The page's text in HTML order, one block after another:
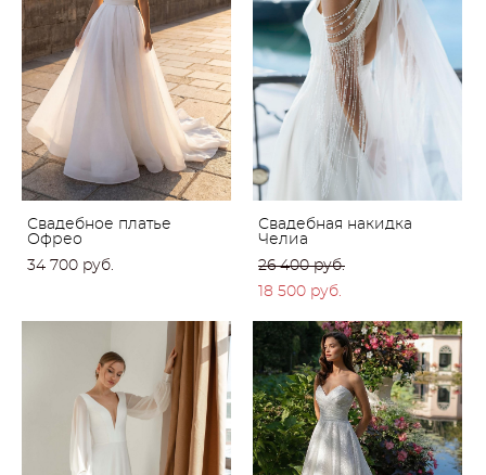
Свадебное платье
Офрео
34 700 pуб.
Свадебная накидка
Челиа
26 400 pуб.
18 500 pуб.